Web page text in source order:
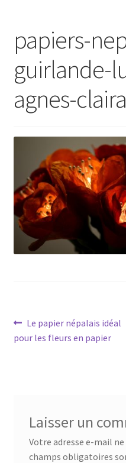
papiers-
guirlande-
agnes-
Navigation
de
Article
précédent :
Le papier népalais idéal
pour les fleurs en papier
Laisser un
Votre adresse e-mail
champs obligatoires